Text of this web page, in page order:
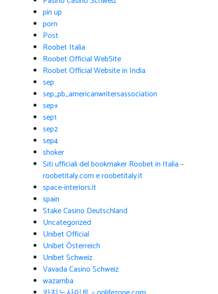
pin up
porn
Post
Roobet Italia
Roobet Official WebSite
Roobet Official Website in India
sep
sep_pb_americanwritersassociation
sep+
sep1
sep2
sep4
shoker
Siti ufficiali del bookmaker Roobet in Italia –
roobetitaly.com e roobetitaly.it
space-interiors.it
spain
Stake Casino Deutschland
Uncategorized
Unibet Official
Unibet Österreich
Unibet Schweiz
Vavada Casino Schweiz
wazamba